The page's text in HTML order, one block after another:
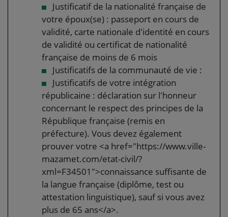
Justificatif de la nationalité française de
votre époux(se) : passeport en cours de
validité, carte nationale d'identité en cours
de validité ou certificat de nationalité
française de moins de 6 mois
Justificatifs de la communauté de vie :
Justificatifs de votre intégration
républicaine : déclaration sur l'honneur
concernant le respect des principes de la
République française (remis en
préfecture). Vous devez également
prouver votre <a href="https://www.ville-
mazamet.com/etat-civil/?
xml=F34501">connaissance suffisante de
la langue française (diplôme, test ou
attestation linguistique), sauf si vous avez
plus de 65 ans</a>.